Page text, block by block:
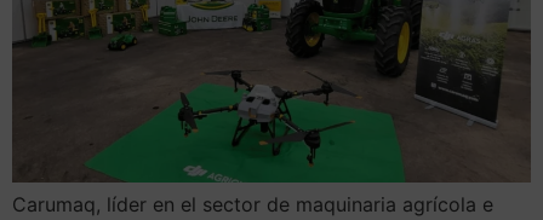
Carumaq, líder en el sector de maquinaria agrícola e